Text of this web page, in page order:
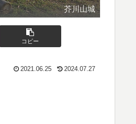
芥川山城
コピー
2021.06.25 2024.07.27